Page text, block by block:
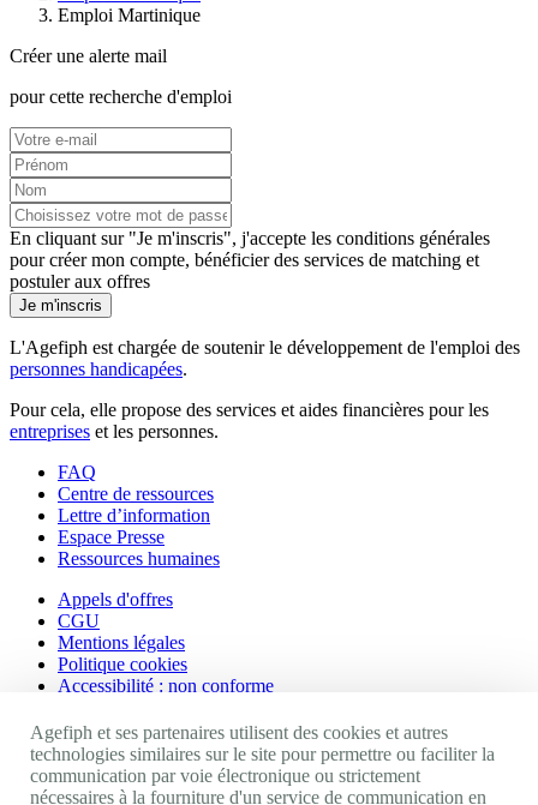
Emploi Martinique
Créer une alerte mail
pour cette recherche d'emploi
En cliquant sur "Je m'inscris", j'accepte les conditions générales
pour créer mon compte, bénéficier des services de matching et
postuler aux offres
Je m'inscris
L'Agefiph est chargée de soutenir le développement de l'emploi des
personnes handicapées.
Pour cela, elle propose des services et aides financières pour les
entreprises et les personnes.
FAQ
Centre de ressources
Lettre d’information
Espace Presse
Ressources humaines
Appels d'offres
CGU
Mentions légales
Politique cookies
Accessibilité : non conforme
Nos autres sites
Site portail Agefiph
Agefiph et ses partenaires utilisent des cookies et autres
technologies similaires sur le site pour permettre ou faciliter la
communication par voie électronique ou strictement
nécessaires à la fourniture d'un service de communication en